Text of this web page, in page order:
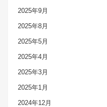
2025年9月
2025年8月
2025年5月
2025年4月
2025年3月
2025年1月
2024年12月